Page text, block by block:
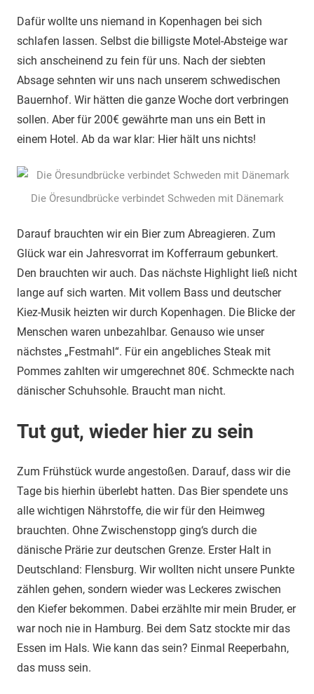
Dafür wollte uns niemand in Kopenhagen bei sich
schlafen lassen. Selbst die billigste Motel-Absteige war
sich anscheinend zu fein für uns. Nach der siebten
Absage sehnten wir uns nach unserem schwedischen
Bauernhof. Wir hätten die ganze Woche dort verbringen
sollen. Aber für 200€ gewährte man uns ein Bett in
einem Hotel. Ab da war klar: Hier hält uns nichts!
Die Öresundbrücke verbindet Schweden mit Dänemark
Darauf brauchten wir ein Bier zum Abreagieren. Zum
Glück war ein Jahresvorrat im Kofferraum gebunkert.
Den brauchten wir auch. Das nächste Highlight ließ nicht
lange auf sich warten. Mit vollem Bass und deutscher
Kiez-Musik heizten wir durch Kopenhagen. Die Blicke der
Menschen waren unbezahlbar. Genauso wie unser
nächstes „Festmahl“. Für ein angebliches Steak mit
Pommes zahlten wir umgerechnet 80€. Schmeckte nach
dänischer Schuhsohle. Braucht man nicht.
Tut gut, wieder hier zu sein
Zum Frühstück wurde angestoßen. Darauf, dass wir die
Tage bis hierhin überlebt hatten. Das Bier spendete uns
alle wichtigen Nährstoffe, die wir für den Heimweg
brauchten. Ohne Zwischenstopp ging‘s durch die
dänische Prärie zur deutschen Grenze. Erster Halt in
Deutschland: Flensburg. Wir wollten nicht unsere Punkte
zählen gehen, sondern wieder was Leckeres zwischen
den Kiefer bekommen. Dabei erzählte mir mein Bruder, er
war noch nie in Hamburg. Bei dem Satz stockte mir das
Essen im Hals. Wie kann das sein? Einmal Reeperbahn,
das muss sein.